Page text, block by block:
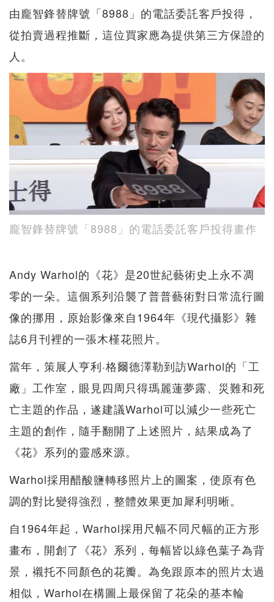
由龐智鋒替牌號「8988」的電話委託客戶投得，
從拍賣過程推斷，這位買家應為提供第三方保證的
人。
龐智鋒替牌號「8988」的電話委託客戶投得畫作
Andy Warhol的《花》是20世紀藝術史上永不凋
零的一朵。這個系列沿襲了普普藝術對日常流行圖
像的挪用，原始影像來自1964年《現代攝影》雜
誌6月刊裡的一張木槿花照片。
當年，策展人亨利·格爾德澤勒到訪Warhol的「工
廠」工作室，眼見四周只得瑪麗蓮夢露、災難和死
亡主題的作品，遂建議Warhol可以減少一些死亡
主題的創作，隨手翻開了上述照片，結果成為了
《花》系列的靈感來源。
Warhol採用醋酸鹽轉移照片上的圖案，使原有色
調的對比變得強烈，整體效果更加犀利明晰。
自1964年起，Warhol採用尺幅不同尺幅的正方形
畫布，開創了《花》系列，每幅皆以綠色葉子為背
景，襯托不同顏色的花瓣。為免跟原本的照片太過
相似，Warhol在構圖上最保留了花朵的基本輪